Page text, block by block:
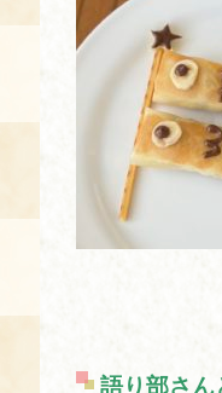
語り部さん